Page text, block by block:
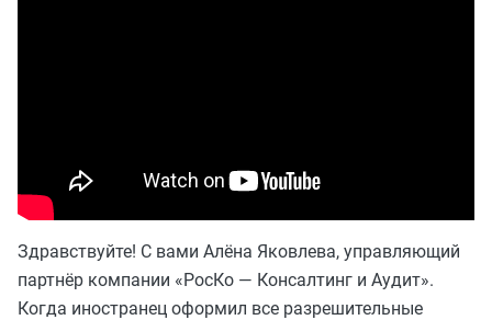
Здравствуйте! С вами Алёна Яковлева, управляющий
партнёр компании «РосКо — Консалтинг и Аудит».
Когда иностранец оформил все разрешительные